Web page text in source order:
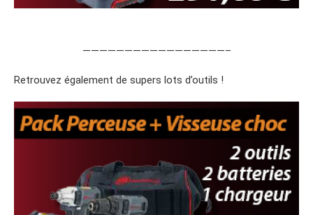
—————————————————–
Retrouvez également de supers lots d’outils !